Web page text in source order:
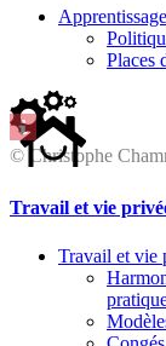
© Christophe
Apprentissage
Places
Travail et vie
Travail et vie